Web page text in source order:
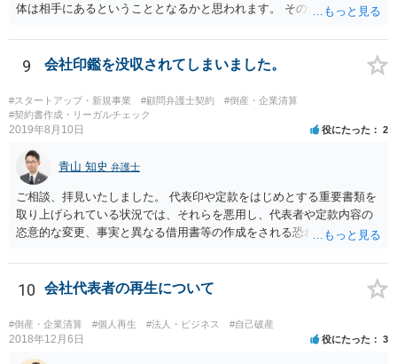
体は相手にあるということとなるかと思われます。 そのため、交渉に
れます。
9 会社印鑑を没収されてしまいました。
#スタートアップ・新規事業 #顧問弁護士契約
#倒産・企業清算
#契約書作成・リーガルチェック
2019年8月10日 役にたった 2
青山 知史 弁護士
ご相談、拝見いたしました。 代表印や定款をはじめとする重要書類を
取り上げられている状況では、それらを悪用し、代表者や定款内容の
恣意的な変更、事実と異なる借用書等の作成をされる恐れもあり、早
ためにも、法務局に対し、代表印紛失の届け出と新たな代表印の登録
申請を行う必要があるものと思慮いたします。この際には、ご相談者
様の公的な身分証や実印、印鑑証明等が必要になる場合もありますの
で、ご注意ください。 また、正確には当時の状況にもよりますが、代
表印等の取り上げがご相談者様の意思に反してなされたものであれ
ば、警察等に盗難届等を出す必要も考えられます。 なお、ご記載を見
10 会社代表者の再生について
#倒産・企業清算 #個人再生 #法人・ビジネス #自己破産
2018年12月6日 役にたった 3